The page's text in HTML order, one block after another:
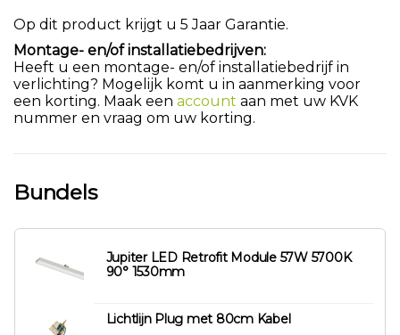
Op dit product krijgt u 5 Jaar Garantie.
Montage- en/of installatiebedrijven:
Heeft u een montage- en/of installatiebedrijf in
verlichting? Mogelijk komt u in aanmerking voor
een korting. Maak een account aan met uw KVK
nummer en vraag om uw korting.
Bundels
Jupiter LED Retrofit Module 57W 5700K
90° 1530mm
Lichtlijn Plug met 80cm Kabel